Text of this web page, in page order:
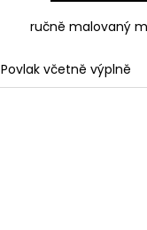
ručně malovaný
Povlak včetně výplně